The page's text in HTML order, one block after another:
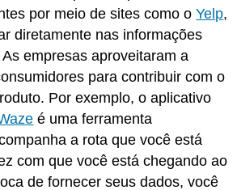
por meio de sites como oYelp,
diretamente nas informações
empresas aproveitaram a
para contribuir com o
Por exemplo, o aplicativo
é uma ferramenta
a rota que você está
com que você está chegando ao
de fornecer seus dados, você